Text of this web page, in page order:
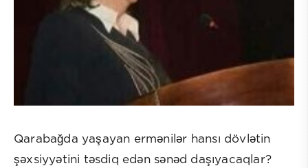
Qarabağda yaşayan ermənilər hansı dövlətin
şəxsiyyətini təsdiq edən sənəd daşıyacaqlar?